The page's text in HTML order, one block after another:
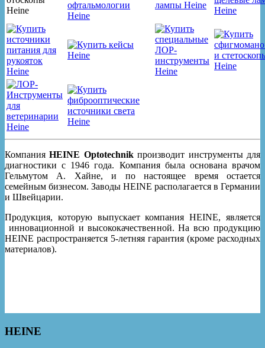
КомпанияHEINE Optotechnikпроизводит инструменты для
диагностики с 1946 года. Компания была основана врачом
Гельмутом А. Хайне, и по настоящее время остается
семейным бизнесом. Заводы HEINE располагается в Германии
и Швейцарии.
Продукция, которую выпускает компания HEINE, является
инновационной и высококачественной. На всю продукцию
HEINE распространяется 5-летняя гарантия (кроме расходных
материалов).
HEINE